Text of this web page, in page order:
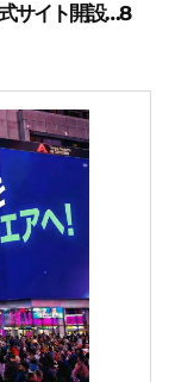
サイト開設…8